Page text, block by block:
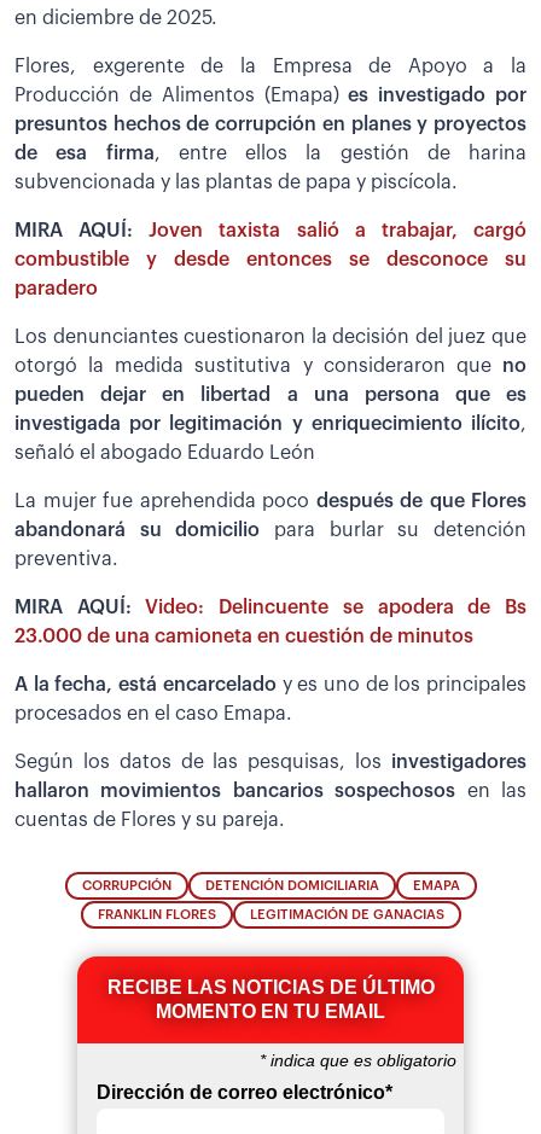
en diciembre de 2025.
Flores, exgerente de la Empresa de Apoyo a la
Producción de Alimentos (Emapa)es investigado por
presuntos hechos de corrupción en planes y proyectos
de esa firma, entre ellos la gestión de harina
subvencionada y las plantas de papa y piscícola.
MIRA AQUÍ:Joven taxista salió a trabajar, cargó
combustible y desde entonces se desconoce su
paradero
Los denunciantes cuestionaron la decisión del juez que
otorgó la medida sustitutiva y consideraron que no
pueden dejar en libertad a una persona que es
investigada por legitimación y enriquecimiento ilícito,
señaló el abogado Eduardo León
La mujer fue aprehendida poco después de que Flores
abandonará su domicilio para burlar su detención
preventiva.
MIRA AQUÍ:Video: Delincuente se apodera de Bs
23.000 de una camioneta en cuestión de minutos
A la fecha, está encarcelado y es uno de los principales
procesados en el caso Emapa.
Según los datos de las pesquisas, los investigadores
hallaron movimientos bancarios sospechosos en las
cuentas de Flores y su pareja.
CORRUPCIÓN DETENCIÓN DOMICILIARIA EMAPA
FRANKLIN FLORES LEGITIMACIÓN DE GANACIAS
RECIBE LAS NOTICIAS DE ÚLTIMO
MOMENTO EN TU EMAIL
*indica que es obligatorio
Dirección de correo electrónico*